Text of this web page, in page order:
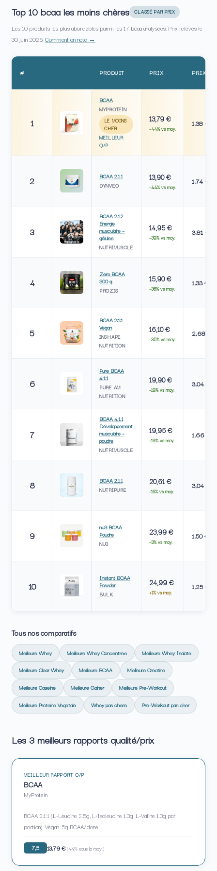
Top 10 bcaa les moins chères CLASSÉ PAR PRIX
Les 10 produits les plus abordables parmi les 17 bcaa analysées. Prix relevés le
30 juin 2026.Comment on note →
# PRODUIT PRIX PRIX /
1
BCAA
MYPROTEIN
LE MOINS
CHER
MEILLEUR
Q/P
13,79 €
-44% vs moy.
1,38 €
2 BCAA 2.1.1
DYNVEO
13,90 €
-44% vs moy.
1,74 €
3
BCAA 2.1.2
Energie
musculaire –
gélules
NUTRIMUSCLE
14,95 €
-39% vs moy.
3,81 €
4
Zero BCAA
300 g
PROZIS
15,90 €
-36% vs moy.
1,33 €
5
BCAA 2:1:1
Vegan
INSHAPE
NUTRITION
16,10 €
-35% vs moy.
2,68 €
6
Pure BCAA
4:1:1
PURE AM
NUTRITION
19,90 €
-19% vs moy.
3,04 €
7
BCAA 4.1.1
Développement
musculaire –
poudre
NUTRIMUSCLE
19,95 €
-19% vs moy.
1,66 €
8 BCAA 2.1.1
NUTRIPURE
20,61 €
-16% vs moy.
3,04 €
9
nu3 BCAA
Poudre
NU3
23,99 €
-3% vs moy.
1,50 €
10
Instant BCAA
Powder
BULK
24,99 €
+1% vs moy.
1,25 €
Tous nos comparatifs
Meilleure Whey Meilleure Whey Concentree
Meilleure Whey Isolate
Meilleure Clear Whey
Meilleure BCAA
Meilleure Creatine
Meilleure Caseine
Meilleure Gainer
Meilleure Pre-Workout
Meilleure Proteine Vegetale
Whey pas chere Pre-Workout pas cher
Les 3 meilleurs rapports qualité/prix
MEILLEUR RAPPORT Q/P
BCAA
MyProtein
BCAA 2:1:1 (L-Leucine 2.5g, L-Isoleucine 1.3g, L-Valine 1.3g par
portion). Vegan. 5g BCAA/dose.
7,5 13,79 €(44% sous la moy.)